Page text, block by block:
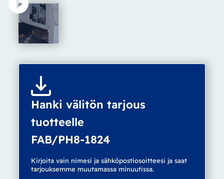
Hanki välitön tarjous
tuotteelle
FAB/PH8-1824
Kirjoita vain nimesi ja sähköpostiosoitteesi ja saat
tarjouksemme muutamassa minuutissa.